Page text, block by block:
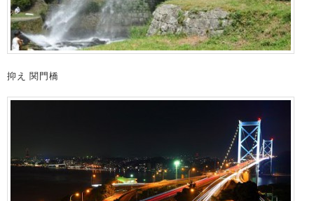
抑え 関門橋